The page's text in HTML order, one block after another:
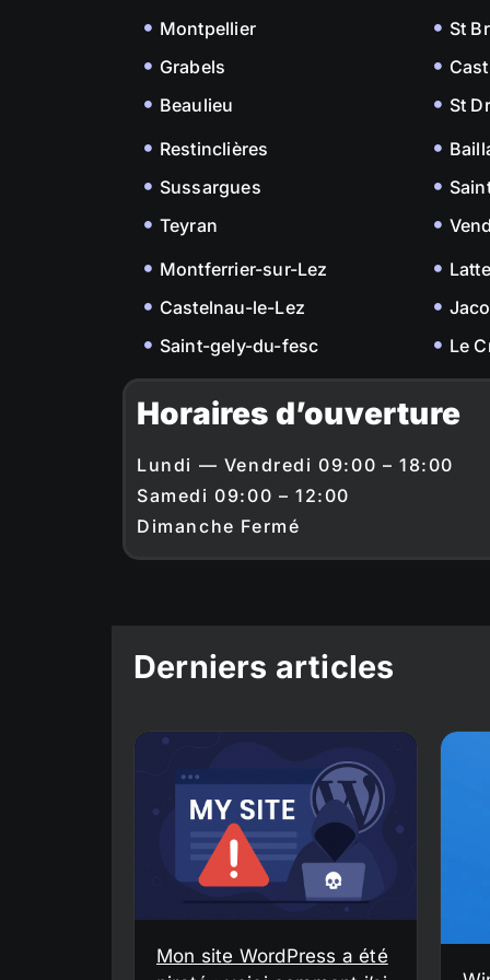
Montpellier
Grabels
Beaulieu
St
St
Restinclières
Sussargues
Teyran
Montferrier-sur-Lez
Castelnau-le-Lez
Saint-gely-du-fesc
Le
Horaires d’ouverture
Lundi — Vendredi 09:00 – 18:00
Samedi 09:00 – 12:00
Dimanche Fermé
Derniers articles
Mon site WordPress a été